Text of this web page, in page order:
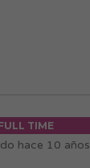
TIME
hace 10 años